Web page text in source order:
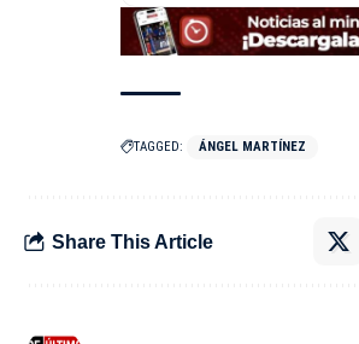
TAGGED: ÁNGEL MARTÍNEZ
Share This Article